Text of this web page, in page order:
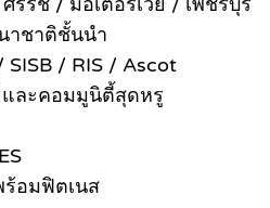
าชาติชั้นนำ
/ RIS / Ascot
และคอมมูนิตี้สุดหรู
ร้อมฟิตเนส